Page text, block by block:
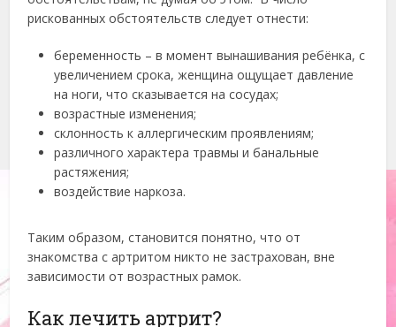
рискованных обстоятельств следует отнести:
беременность – в момент вынашивания ребёнка, с
увеличением срока, женщина ощущает давление
на ноги, что сказывается на сосудах;
возрастные изменения;
склонность к аллергическим проявлениям;
различного характера травмы и банальные
растяжения;
воздействие наркоза.
Таким образом, становится понятно, что от
знакомства с артритом никто не застрахован, вне
зависимости от возрастных рамок.
Как лечить артрит?